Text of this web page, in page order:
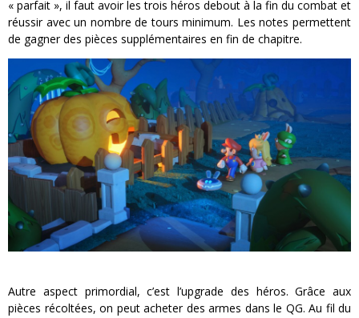
« parfait », il faut avoir les trois héros debout à la fin du combat et
réussir avec un nombre de tours minimum. Les notes permettent
de gagner des pièces supplémentaires en fin de chapitre.
Autre aspect primordial, c’est l’upgrade des héros. Grâce aux
pièces récoltées, on peut acheter des armes dans le QG. Au fil du